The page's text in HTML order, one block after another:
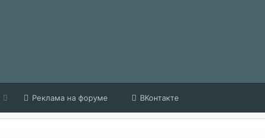
Реклама на форуме ВКонтакте